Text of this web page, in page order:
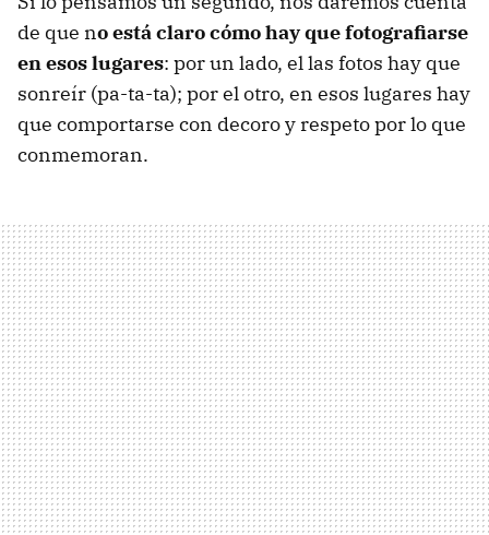
de que no está claro cómo hay que fotografiarse
en esos lugares: por un lado, el las fotos hay que
sonreír (pa-ta-ta); por el otro, en esos lugares hay
que comportarse con decoro y respeto por lo que
conmemoran.